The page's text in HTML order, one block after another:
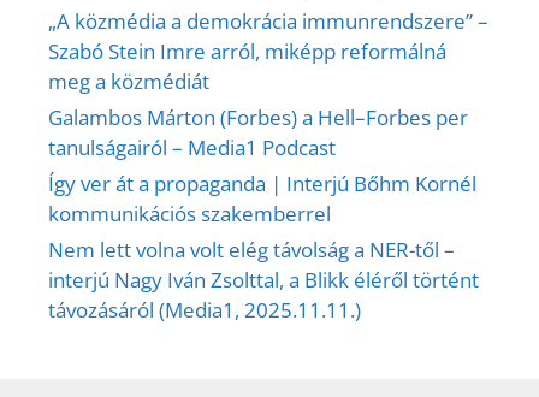
„A közmédia a demokrácia immunrendszere” –
Szabó Stein Imre arról, miképp reformálná
meg a közmédiát
Galambos Márton (Forbes) a Hell–Forbes per
tanulságairól – Media1 Podcast
Így ver át a propaganda | Interjú Bőhm Kornél
kommunikációs szakemberrel
Nem lett volna volt elég távolság a NER-től –
interjú Nagy Iván Zsolttal, a Blikk éléről történt
távozásáról (Media1, 2025.11.11.)